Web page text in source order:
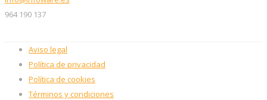
964 190 137
Aviso legal
Política de privacidad
Política de cookies
Términos y condiciones